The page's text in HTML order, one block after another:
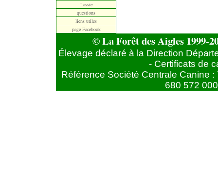
Lassie
questions
liens utiles
page Facebook
© La Forêt des Aigles 1999-
Élevage déclaré à la Direction
- Certificats de
Référence Société Centrale Canine
680 572